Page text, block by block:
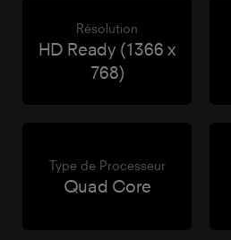
Résolution
HD Ready (1366 x
768)
Type de Processeur
Quad Core